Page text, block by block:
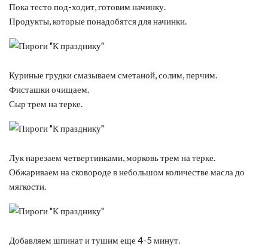
Пока тесто под-ходит, готовим начинку.
Продукты, которые понадобятся для начинки.
Куриные грудки смазываем сметаной, солим, перчим.
Фисташки очищаем.
Сыр трем на терке.
Лук нарезаем четвертинками, морковь трем на терке.
Обжариваем на сковороде в небольшом количестве масла до
мягкости.
Добавляем шпинат и тушим еще 4-5 минут.